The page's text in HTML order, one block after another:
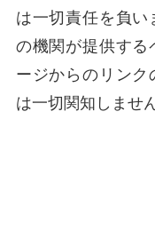
は一切責任を負
の機関が提供する
ージからのリンク
は一切関知しません